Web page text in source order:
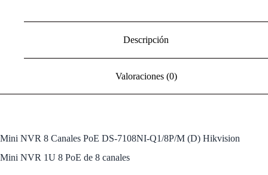
Descripción
Valoraciones (0)
Mini NVR 8 Canales PoE DS-7108NI-Q1/8P/M (D) Hikvision
Mini NVR 1U 8 PoE de 8 canales